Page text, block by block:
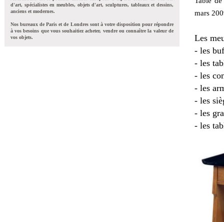
d'art, spécialistes en meubles, objets d'art, sculptures, tableaux et dessins,
anciens et modernes.
Nos bureaux de Paris et de Londres sont à votre disposition pour répondre
à vos besoins que vous souhaitiez acheter, vendre ou connaître la valeur de
vos objets.
mars
Les
- les
- les
- les
- les
- les
- les
- les